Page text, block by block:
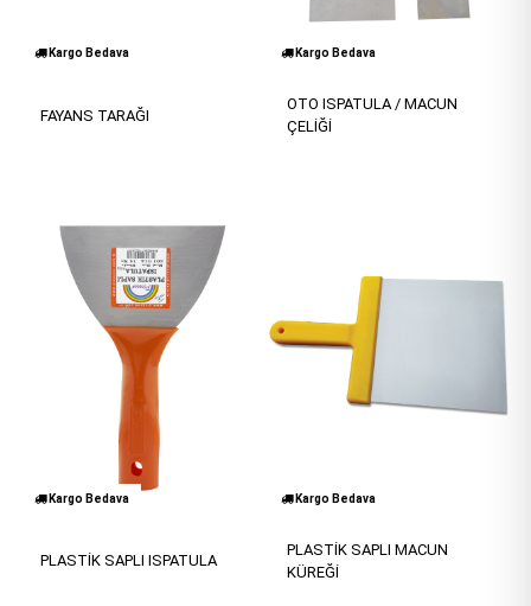
Kargo Bedava
FAYANS TARAĞI
Kargo Bedava
OTO ISPATULA / MACUN
ÇELİĞİ
Kargo Bedava
PLASTİK SAPLI ISPATULA
Kargo Bedava
PLASTİK SAPLI MACUN
KÜREĞİ